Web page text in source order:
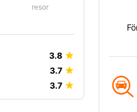
resor
3.8
3.7
3.7